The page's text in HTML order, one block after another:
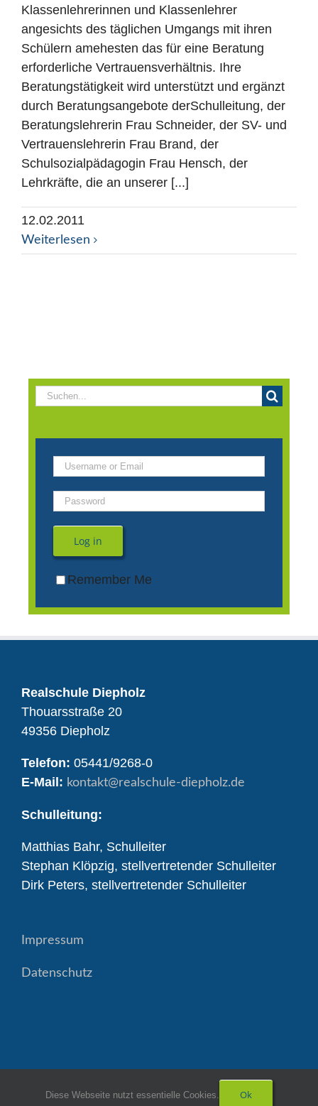
Klassenlehrerinnen und Klassenlehrer
angesichts des täglichen Umgangs mit ihren
Schülern amehesten das für eine Beratung
erforderliche Vertrauensverhältnis. Ihre
Beratungstätigkeit wird unterstützt und ergänzt
durch Beratungsangebote derSchulleitung, der
Beratungslehrerin Frau Schneider, der SV- und
Vertrauenslehrerin Frau Brand, der
Schulsozialpädagogin Frau Hensch, der
Lehrkräfte, die an unserer [...]
12.02.2011
Weiterlesen
Suche
Log in
Remember Me
Realschule Diepholz
Thouarsstraße 20
49356 Diepholz
Telefon: 05441/9268-0
E-Mail: kontakt@realschule-diepholz.de
Schulleitung:
Matthias Bahr, Schulleiter
Stephan Klöpzig, stellvertretender Schulleiter
Dirk Peters, stellvertretender Schulleiter
Impressum
Datenschutz
Diese Webseite nutzt essentielle Cookies. Ok